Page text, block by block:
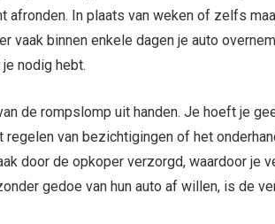
afronden. In plaats van weken of zelfs
vaak binnen enkele dagen je auto
nodig hebt.
de rompslomp uit handen. Je hoeft je
regelen van bezichtigingen of het
door de opkoper verzorgd, waardoor je
gedoe van hun auto af willen, is de